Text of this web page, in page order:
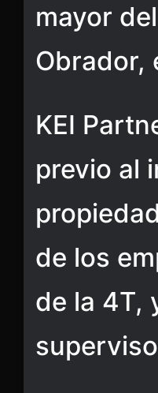
mayor
Obrador,
KEI
previo al
de los
de la 4T,